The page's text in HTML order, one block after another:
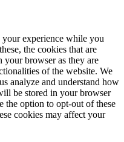
experience while you
the cookies that are
your browser as they are
of the website. We
analyze and understand how
be stored in your browser
the option to opt-out of these
cookies may affect your